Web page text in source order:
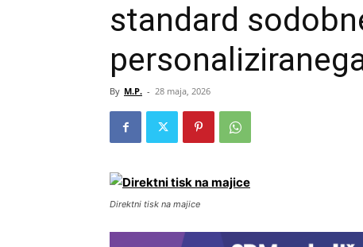
standard
By M.P. - 28 maja, 2026
Direktni tisk na majice